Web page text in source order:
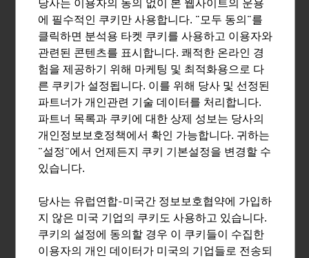
설의 개척자인 이 회사는 이미 전세계 110개 국에 17,800
대의 기계를 공급했습니다.
DOPPELMAYR GRUPPE
Doppelmayr 그룹은 승객 및 자재 운송을 위한 케이블카
시스템은 물론 첨단 내부 물류 솔루션 구축 분야에서 품
질, 기술 및 시장 리더십을 대표하고 있습니다.
RAIL CARGO AUSTRIA AG
당사는 이용자의 동의 없이 본 웹사이트의 운용
에 필수적인 쿠키만 사용합니다. "모두 동의"를
클릭하면 분석용 타켓 쿠키를 사용하고 이용자와
관련된 콘텐츠를 표시합니다. 쾌적한 온라인 경
험을 제공하기 위해 마케팅 및 최적화용으로 다
른 쿠키가 설정됩니다. 이를 위해 당사 및 선정된
파트너가 개인관련 기술 데이터를 처리합니다.
파트너 목록과 쿠키에 대한 상제 성보는 당사의
개인정보보호정책에서 확인 가능합니다. 귀하는
"설정"에서 언제든지 쿠키 기본설정을 변경할 수
있습니다.
당사는 유럽연합-미국간 정보보호협약에 가입하
지 않은 미국 기업의 쿠키도 사용하고 있습니다.
쿠키의 설정에 동의할 경우 이 쿠키들이 수집한
이용자의 개인 데이터가 미국의 기업들로 전송되